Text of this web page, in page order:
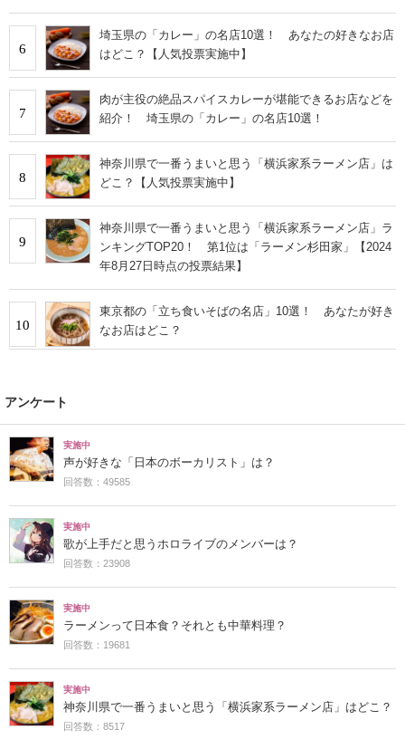
6
埼玉県の「カレー」の名店10選！ あなたの好きなお店
はどこ？【人気投票実施中】
7
肉が主役の絶品スパイスカレーが堪能できるお店などを
紹介！ 埼玉県の「カレー」の名店10選！
8
神奈川県で一番うまいと思う「横浜家系ラーメン店」は
どこ？【人気投票実施中】
9
神奈川県で一番うまいと思う「横浜家系ラーメン店」ラ
ンキングTOP20！ 第1位は「ラーメン杉田家」【2024
年8月27日時点の投票結果】
10
東京都の「立ち食いそばの名店」10選！ あなたが好き
なお店はどこ？
アンケート
実施中
声が好きな「日本のボーカリスト」は？
回答数：49585
実施中
歌が上手だと思うホロライブのメンバーは？
回答数：23908
実施中
ラーメンって日本食？それとも中華料理？
回答数：19681
実施中
神奈川県で一番うまいと思う「横浜家系ラーメン店」はどこ？
回答数：8517